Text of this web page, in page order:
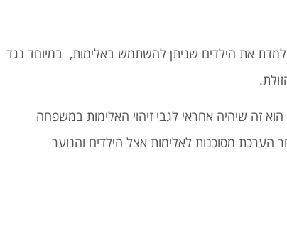
את הילדים שניתן להשתמש באלימות, במיוחד נגד
זה שיהיה אחראי לגבי זיהוי האלימות במשפחה
הערכת מסוכנות לאלימות אצל הילדים והנוער